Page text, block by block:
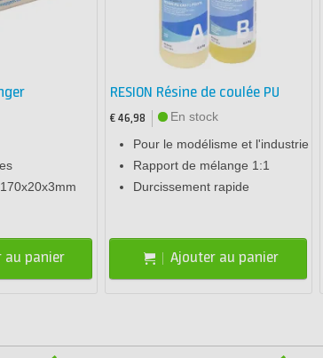
au panier
RESION Résine de coulée PU
€ 46,98
En stock
Pour le modélisme et l'industrie
Rapport de mélange 1:1
Durcissement rapide
Ajouter au panier